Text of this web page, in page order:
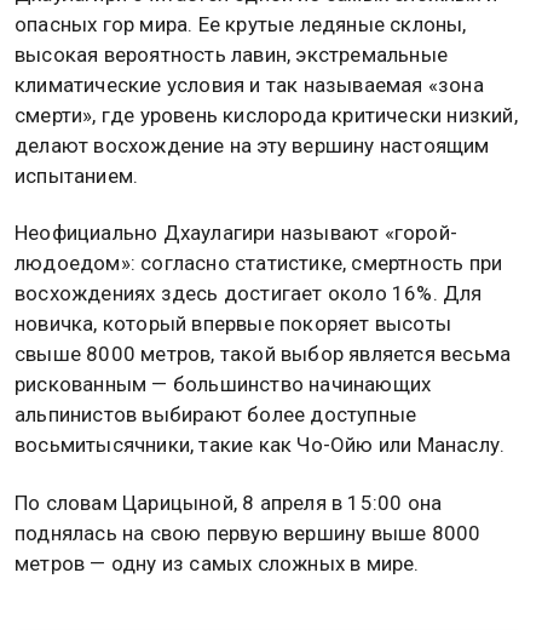
опасных гор мира. Ее крутые ледяные склоны,
высокая вероятность лавин, экстремальные
климатические условия и так называемая «зона
смерти», где уровень кислорода критически низкий,
делают восхождение на эту вершину настоящим
испытанием.
Неофициально Дхаулагири называют «горой-
людоедом»: согласно статистике, смертность при
восхождениях здесь достигает около 16%. Для
новичка, который впервые покоряет высоты
свыше 8000 метров, такой выбор является весьма
рискованным — большинство начинающих
альпинистов выбирают более доступные
восьмитысячники, такие как Чо-Ойю или Манаслу.
По словам Царицыной, 8 апреля в 15:00 она
поднялась на свою первую вершину выше 8000
метров — одну из самых сложных в мире.